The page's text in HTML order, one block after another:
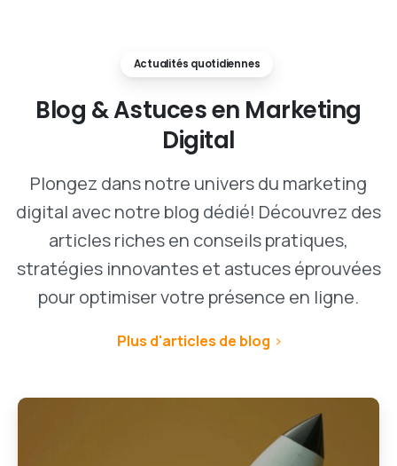
Actualités quotidiennes
Blog &Astucesen Marketing
Digital
Plongez dans notre univers du marketing
digital avec notre blog dédié! Découvrez des
articles riches en conseils pratiques,
stratégies innovantes et astuces éprouvées
pour optimiser votre présence en ligne.
Plus d'articles de blog